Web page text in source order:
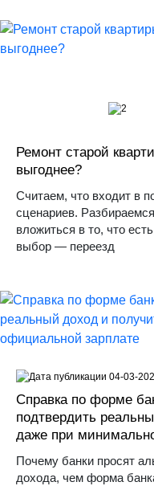
Ремонт старой
выгоднее?
Считаем, что входит в
сценариев.
вложиться в то, что
выбор — переезд
2
Справка по форме
подтвердить
даже при
Почему банки просят
дохода, чем форма
04-03-